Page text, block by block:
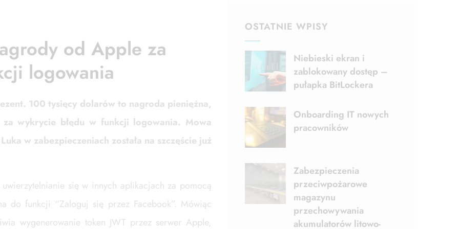
od Apple za
logowania
100 tysięcy dolarów to nagroda pieniężna,
wykrycie błędu w funkcji logowania. Mowa
w zabezpieczeniach została na szczęście już
się w innych aplikacjach za pomocą
do funkcji “Zaloguj się przez Facebook”. Mówiąc
wygenerowanie token JWT przez serwer Apple,
OSTATNIE WPISY
Niebieski ekran i
zablokowany dostęp –
pułapka BitLockera
Onboarding IT nowych
pracowników
Zabezpieczenia
przeciwpożarowe
magazynu
przechowywania
akumulatorów litowo-